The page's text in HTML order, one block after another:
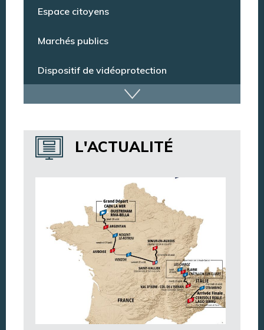
Conseil municipal
Espace citoyens
Marchés publics
Dispositif de vidéoprotection
Annuaire des services
Annuaire des associations
Argentan Aujourd’hui
L'ACTUALITÉ